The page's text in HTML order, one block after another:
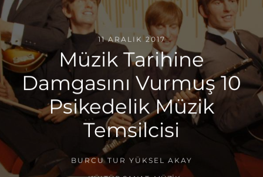
11 ARALIK 2017
Müzik Tarihine
Damgasını Vurmuş 10
Psikedelik Müzik
Temsilcisi
BURCU TUR YÜKSEL AKAY